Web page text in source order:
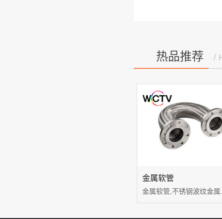
热品推荐 /
金属软管
金属